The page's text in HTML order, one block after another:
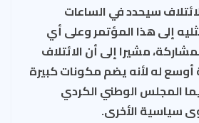
سيحدد في الساعات
إلى هذا المؤتمر وعلى أي
مشيرا إلى أن الائتلاف
له لأنه يضم مكونات كبيرة
المجلس الوطني الكردي
سياسية الأخرى.